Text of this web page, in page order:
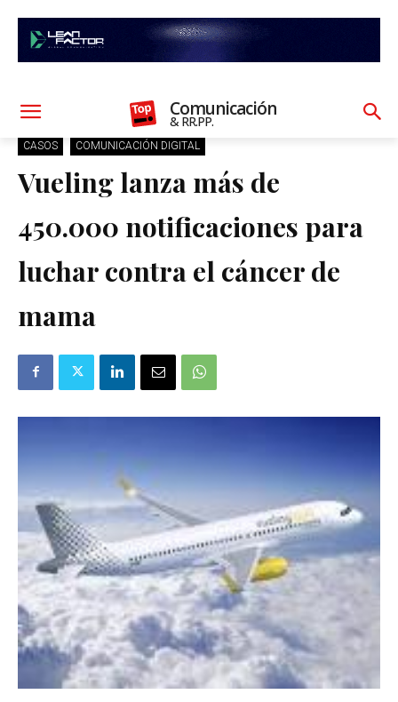
Comunicación
& RR.PP.
CASOS COMUNICACIÓN DIGITAL
Vueling lanza más de
450.000 notificaciones para
luchar contra el cáncer de
mama